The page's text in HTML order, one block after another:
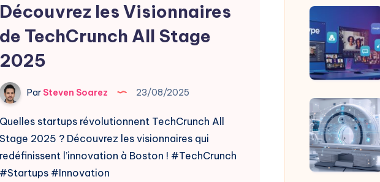
de
2025
Découvrez les Visionnaires
de TechCrunch All Stage
2025
Par Steven Soarez 23/08/2025
Quelles startups révolutionnent TechCrunch All
Stage 2025 ? Découvrez les visionnaires qui
redéfinissent l’innovation à Boston ! #TechCrunch
#Startups #Innovation
Les
Abonnements
Non
Consentis
Skype
Disparaît
:
Les
Meilleures
Alternatives
2025
Gleamer
:
L’IA
Au
Service